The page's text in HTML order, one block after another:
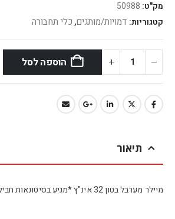
מק"ט: 50988
קטגוריות: דמויות/מותגים, כלי תחבורה
הוספה לסל
תיאור
מיילר מערבל בטון 32 אינ"ץ *מגיע בסיטונאות חבילה של 5 יח'*